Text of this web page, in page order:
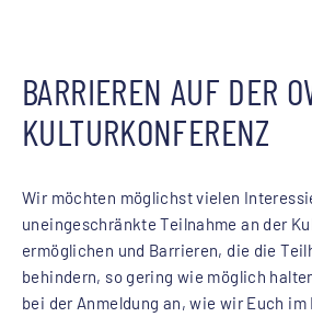
BARRIEREN AUF DER
KULTURKONFERENZ
Wir möchten möglichst vielen
uneingeschränkte Teilnahme an der
ermöglichen und Barrieren, die die
behindern, so gering wie möglich
bei der Anmeldung an, wie wir Euch